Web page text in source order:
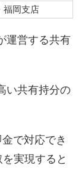
福岡支店
運営する共有
い共有持分の
で対応でき
実現すると